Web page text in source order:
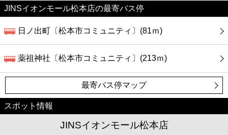
JINSイオンモール松本店の最寄バス停
日ノ出町〔松本市コミュニティ〕(81ｍ)
薬祖神社〔松本市コミュニティ〕(213ｍ)
最寄バス停マップ
スポット情報
JINSイオンモール松本店